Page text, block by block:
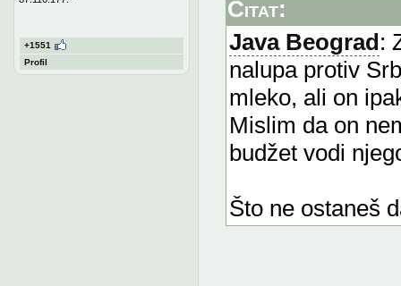
+1551
Profil
Citat:
Java Beograd:
nalupa protiv
mleko, ali on
Mislim da on
budžet vodi
Što ne ostaneš